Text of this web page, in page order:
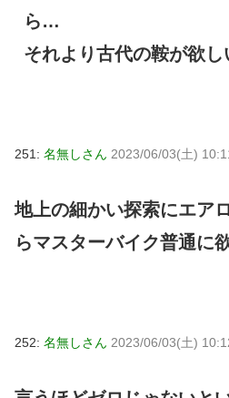
ら…
それより古代の鞍が欲し
251: 名無しさん 2023/06/03(土)
地上の細かい探索にエア
らマスターバイク普通に
252: 名無しさん 2023/06/03(土)